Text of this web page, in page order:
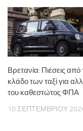
Βρετανία: Πιέσεις από
κλάδο των ταξί για
του καθεστώτος ΦΠΑ
10 ΣΕΠΤΕΜΒΡΊΟΥ